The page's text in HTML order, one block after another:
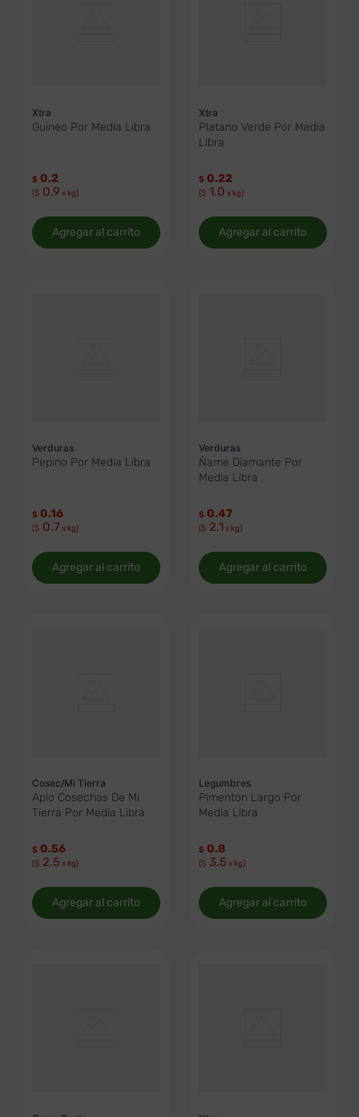
Xtra
Guineo Por Media Libra
$ 0.2
($ 0.9 x kg)
Agregar al carrito
Xtra
Platano Verde Por Media
Libra
$ 0.22
($ 1.0 x kg)
Agregar al carrito
Verduras
Pepino Por Media Libra
$ 0.16
($ 0.7 x kg)
Agregar al carrito
Verduras
Ñame Diamante Por
Media Libra
$ 0.47
($ 2.1 x kg)
Agregar al carrito
Cosec/Mi Tierra
Apio Cosechas De Mi
Tierra Por Media Libra
$ 0.56
($ 2.5 x kg)
Agregar al carrito
Legumbres
Pimenton Largo Por
Media Libra
$ 0.8
($ 3.5 x kg)
Agregar al carrito